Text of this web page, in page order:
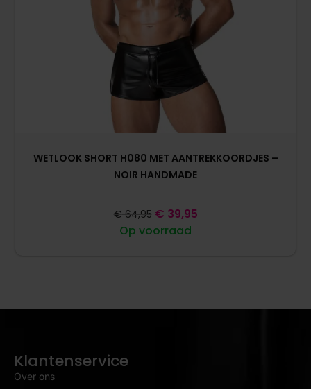
WETLOOK SHORT H080 MET AANTREKKOORDJES –
NOIR HANDMADE
Op voorraad
€ 64,95 € 39,95
Klantenservice
Over ons